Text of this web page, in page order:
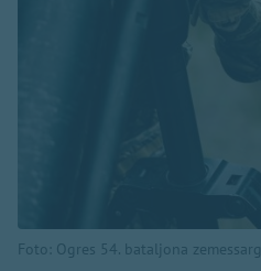
Foto: Ogres 54. bataljona zemessargi